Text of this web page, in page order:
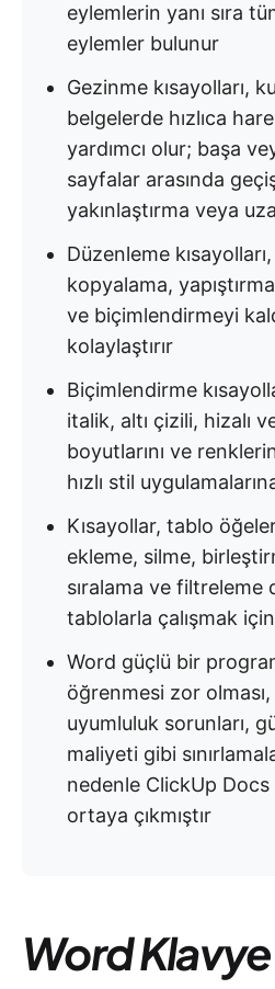
eylemlerin yanı sıra
eylemler bulunur
Gezinme kısayolları,
belgelerde hızlıca
yardımcı olur; başa
sayfalar arasında
yakınlaştırma veya
Düzenleme
kopyalama,
ve biçimlendirmeyi
kolaylaştırır
Biçimlendirme
italik, altı çizili, hizalı
boyutlarını ve
hızlı stil
Kısayollar, tablo
ekleme, silme,
sıralama ve filtreleme
tablolarla çalışmak
Word güçlü bir
öğrenmesi zor
uyumluluk sorunları,
maliyeti gibi
nedenle ClickUp
ortaya çıkmıştır
Word Klavye